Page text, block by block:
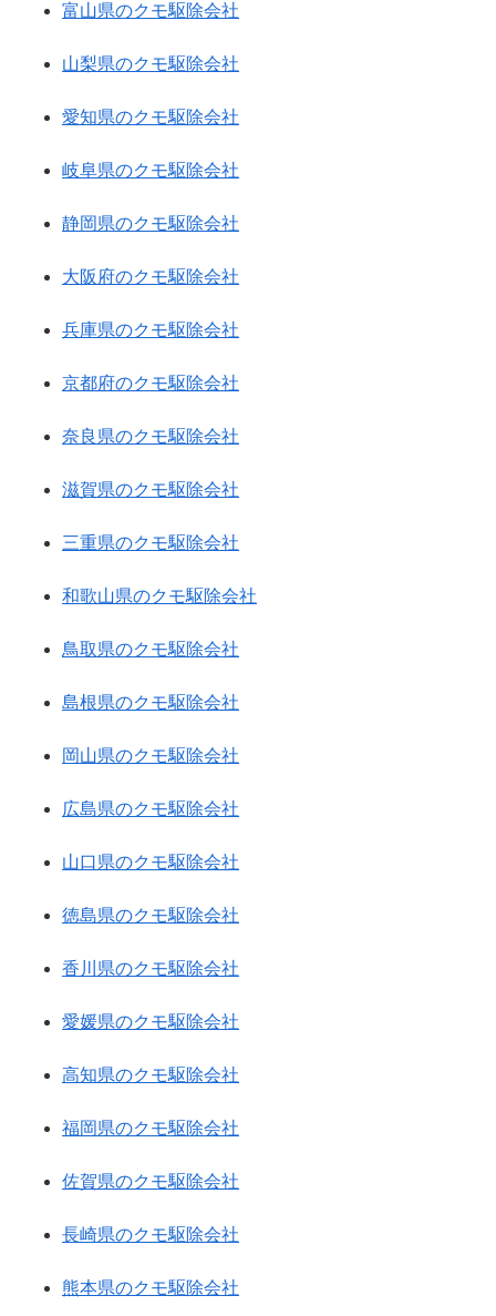
富山県のクモ駆除会社
山梨県のクモ駆除会社
愛知県のクモ駆除会社
岐阜県のクモ駆除会社
静岡県のクモ駆除会社
大阪府のクモ駆除会社
兵庫県のクモ駆除会社
京都府のクモ駆除会社
奈良県のクモ駆除会社
滋賀県のクモ駆除会社
三重県のクモ駆除会社
和歌山県のクモ駆除会社
鳥取県のクモ駆除会社
島根県のクモ駆除会社
岡山県のクモ駆除会社
広島県のクモ駆除会社
山口県のクモ駆除会社
徳島県のクモ駆除会社
香川県のクモ駆除会社
愛媛県のクモ駆除会社
高知県のクモ駆除会社
福岡県のクモ駆除会社
佐賀県のクモ駆除会社
長崎県のクモ駆除会社
熊本県のクモ駆除会社